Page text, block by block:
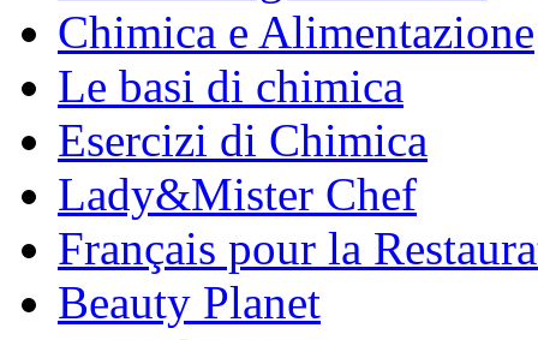
Chimica e Alimentazione
Le basi di chimica
Esercizi di Chimica
Lady&Mister Chef
Français pour la
Beauty Planet